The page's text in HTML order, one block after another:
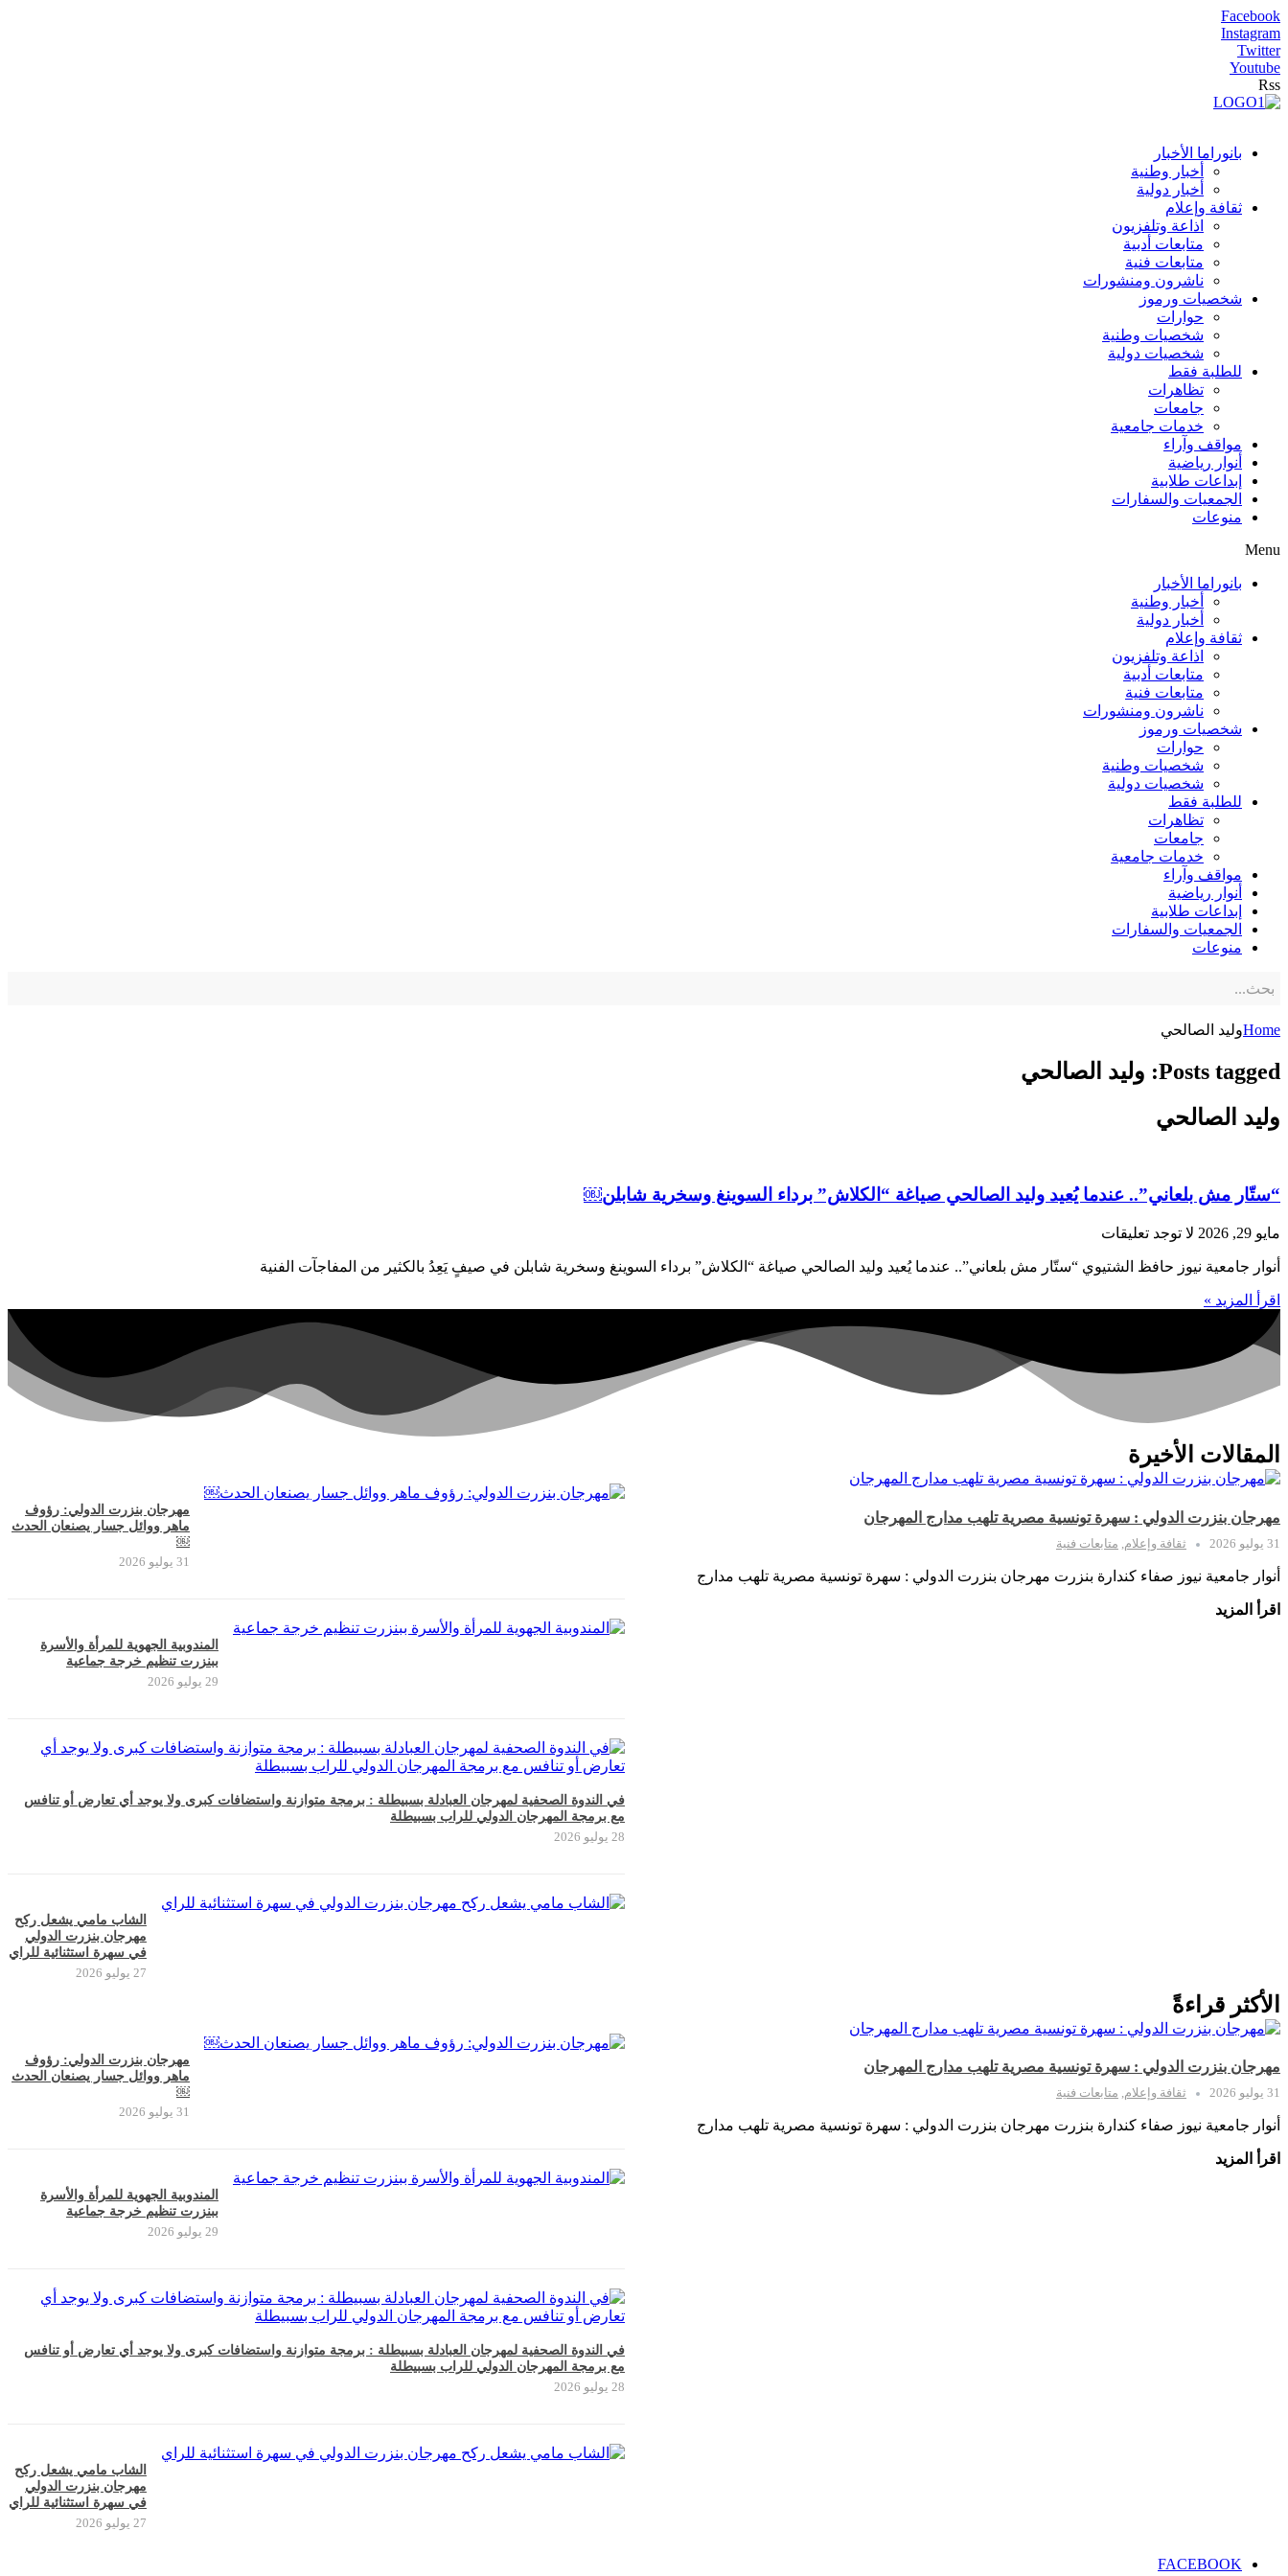
Facebook
Instagram
Twitter
Youtube
Rss
بانوراما الأخبار
أخبار وطنية
أخبار دولية
ثقافة وإعلام
اذاعة وتلفزيون
متابعات أدبية
متابعات فنية
ناشرون ومنشورات
شخصيات ورموز
حوارات
شخصيات وطنية
شخصيات دولية
للطلبة فقط
تظاهرات
جامعات
خدمات جامعية
مواقف وآراء
أنوار رياضية
إبداعات طلابية
الجمعيات والسفارات
منوعات
Menu
بانوراما الأخبار
أخبار وطنية
أخبار دولية
ثقافة وإعلام
اذاعة وتلفزيون
متابعات أدبية
متابعات فنية
ناشرون ومنشورات
شخصيات ورموز
حوارات
شخصيات وطنية
شخصيات دولية
للطلبة فقط
تظاهرات
جامعات
خدمات جامعية
مواقف وآراء
أنوار رياضية
إبداعات طلابية
الجمعيات والسفارات
منوعات
Homeوليد الصالحي
Posts tagged: وليد الصالحي
وليد الصالحي
“ستّار مش بلعاني”.. عندما يُعيد وليد الصالحي صياغة “الكلاش” برداء السوينغ وسخرية شابلن￼
مايو 29, 2026 لا توجد تعليقات
أنوار جامعية نيوز حافظ الشتيوي “ستّار مش بلعاني”.. عندما يُعيد وليد الصالحي صياغة “الكلاش” برداء السوينغ وسخرية شابلن في صيفٍ يَعِدُ بالكثير من المفاجآت الفنية
اقرأ المزيد »
المقالات الأخيرة
مهرجان بنزرت الدولي : سهرة تونسية مصرية تلهب مدارج المهرجان
31 يوليو 2026 ثقافة وإعلام متابعات فنية
أنوار جامعية نيوز صفاء كندارة بنزرت مهرجان بنزرت الدولي : سهرة تونسية مصرية تلهب مدارج
اقرأ المزيد
مهرجان بنزرت الدولي: رؤوف
ماهر ووائل جسار يصنعان الحدث
￼
31 يوليو 2026
المندوبية الجهوية للمرأة والأسرة
ببنزرت تنظيم خرجة جماعية
29 يوليو 2026
في الندوة الصحفية لمهرجان العبادلة بسبيطلة : برمجة متوازنة واستضافات كبرى ولا يوجد أي تعارض أو تنافس
مع برمجة المهرجان الدولي للراب بسبيطلة
28 يوليو 2026
الشاب مامي يشعل ركح
مهرجان بنزرت الدولي
في سهرة استثنائية للراي
27 يوليو 2026
الأكثر قراءةً
مهرجان بنزرت الدولي : سهرة تونسية مصرية تلهب مدارج المهرجان
31 يوليو 2026 ثقافة وإعلام, متابعات فنية
أنوار جامعية نيوز صفاء كندارة بنزرت مهرجان بنزرت الدولي : سهرة تونسية مصرية تلهب مدارج
اقرأ المزيد
مهرجان بنزرت الدولي: رؤوف
ماهر ووائل جسار يصنعان الحدث
￼
31 يوليو 2026
المندوبية الجهوية للمرأة والأسرة
ببنزرت تنظيم خرجة جماعية
29 يوليو 2026
في الندوة الصحفية لمهرجان العبادلة بسبيطلة : برمجة متوازنة واستضافات كبرى ولا يوجد أي تعارض أو تنافس
مع برمجة المهرجان الدولي للراب بسبيطلة
28 يوليو 2026
الشاب مامي يشعل ركح
مهرجان بنزرت الدولي
في سهرة استثنائية للراي
27 يوليو 2026
FACEBOOK